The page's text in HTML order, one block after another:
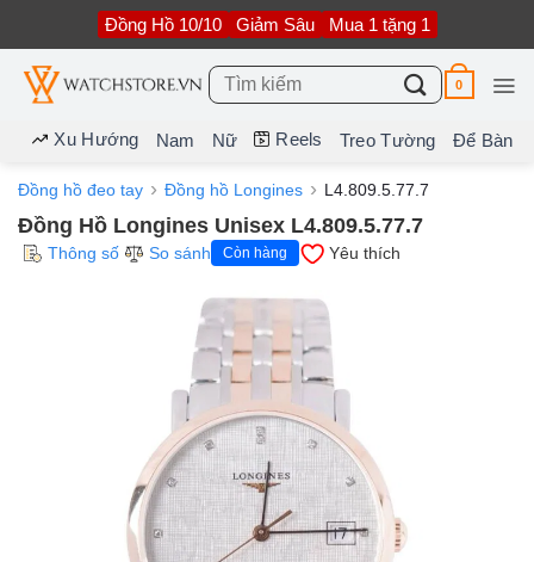
nội
dung
Đồng Hồ 10/10 Giảm Sâu Mua 1 tặng 1
Tìm
kiếm:
0
Xu Hướng Nam Nữ Reels Treo Tường Để Bàn
Đồng hồ đeo tay Đồng hồ Longines L4.809.5.77.7
Đồng Hồ Longines Unisex L4.809.5.77.7
Thông số So sánh Còn hàng Yêu thích